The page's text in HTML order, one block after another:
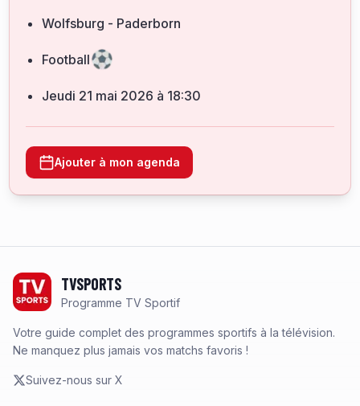
Wolfsburg - Paderborn
Football
jeudi 21 mai 2026 à 18:30
Ajouter à mon agenda
TVSPORTS
Programme TV Sportif
Votre guide complet des programmes sportifs à la télévision.
Ne manquez plus jamais vos matchs favoris !
Suivez-nous sur X